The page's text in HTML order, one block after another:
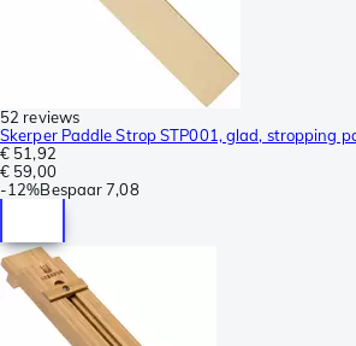
52 reviews
Skerper Paddle Strop STP001, glad, stropping
€ 51,92
€ 59,00
-12%Bespaar 7,08